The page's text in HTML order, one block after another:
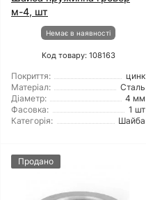
м-4, шт
Немає в наявності
Код товару: 108163
Покриття:
цинк
Матеріал:
Сталь
Діаметр:
4 мм
Фасовка:
1 шт
Категорія:
Шайба
Продано